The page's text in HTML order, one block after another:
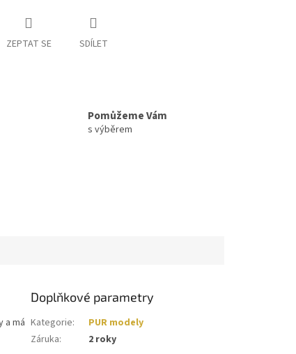
ZEPTAT SE SDÍLET
Pomůžeme Vám
s výběrem
a má
Doplňkové parametry
Kategorie:
PUR modely
Záruka: 2 roky